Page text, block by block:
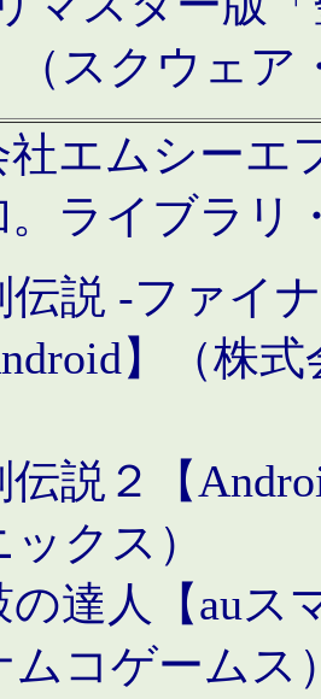
（スクウェア
社エムシーエ
。ライブラリ
伝説 -ファイ
】（株
伝説２【
クス）
の達人【auス
ムコゲームス